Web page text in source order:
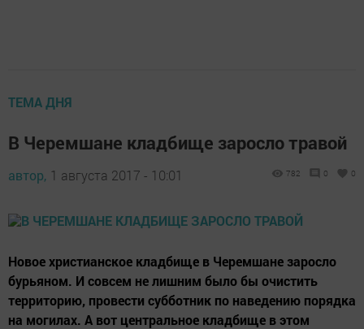
ТЕМА ДНЯ
В Черемшане кладбище заросло травой
автор, 1 августа 2017 - 10:01 782 0 0
Новое христианское кладбище в Черемшане заросло
бурьяном. И совсем не лишним было бы очистить
территорию, провести субботник по наведению порядка
на могилах. А вот центральное кладбище в этом